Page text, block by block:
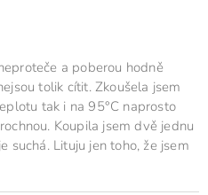
je 5 z 5 hvězdiček.
a poberou hodně
tolik cítit. Zkoušela jsem
tak i na 95°C naprosto
Koupila jsem dvě jednu
suchá. Lituju jen toho, že jsem